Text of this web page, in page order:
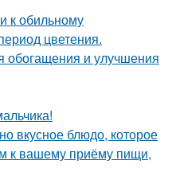
к обильному
цветения.
обогащения и улучшения
вкусное блюдо, которое
к вашему приёму пищи,